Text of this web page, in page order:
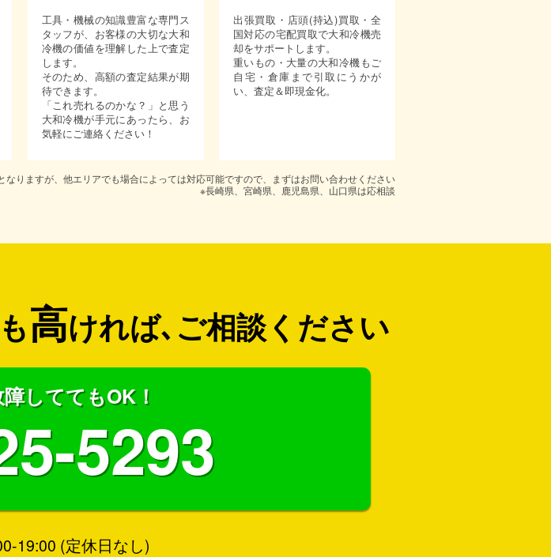
工具・機械の知識豊富な専門ス
タッフが、お客様の大切な大和
冷機の価値を理解した上で査定
します。
そのため、高額の査定結果が期
待できます。
「これ売れるのかな？」と思う
大和冷機が手元にあったら、お
気軽にご連絡ください！
出張買取・店頭(持込)買取・全
国対応の宅配買取で大和冷機売
却をサポートします。
重いもの・大量の大和冷機もご
自宅・倉庫まで引取にうかが
い、査定＆即現金化。
りますが、他エリアでも場合によっては対応可能ですので、まずはお問い合わせください
※長崎県、宮崎県、鹿児島県、山口県は応相談
高ければ､ご相談ください
しててもOK！
5293
19:00 (定休日なし)